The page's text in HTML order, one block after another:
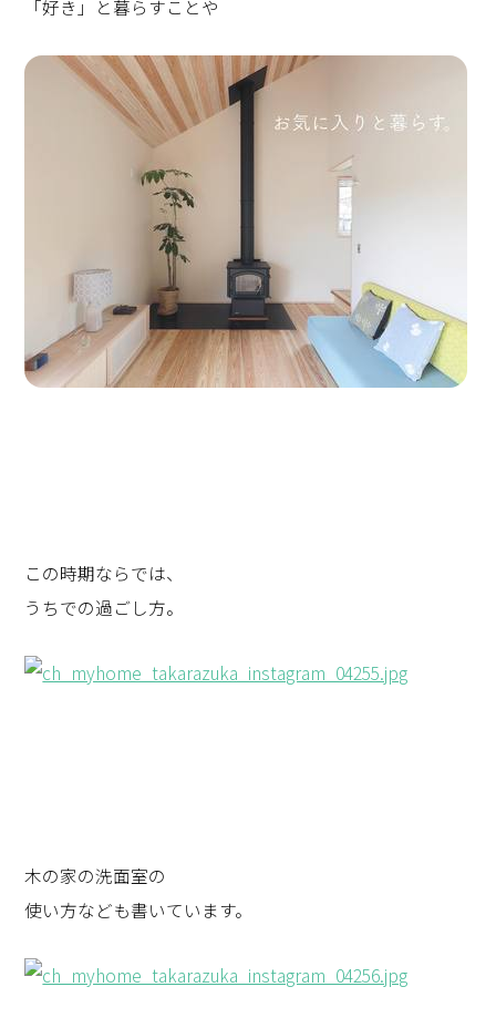
「好き」と暮らすことや
この時期ならでは、
うちでの過ごし方。
木の家の洗面室の
使い方なども書いています。